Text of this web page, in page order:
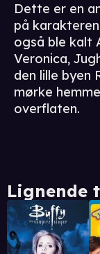
Dette er en
på
også ble kalt
Veronica,
den lille byen
mørke
overflaten.
Lignende